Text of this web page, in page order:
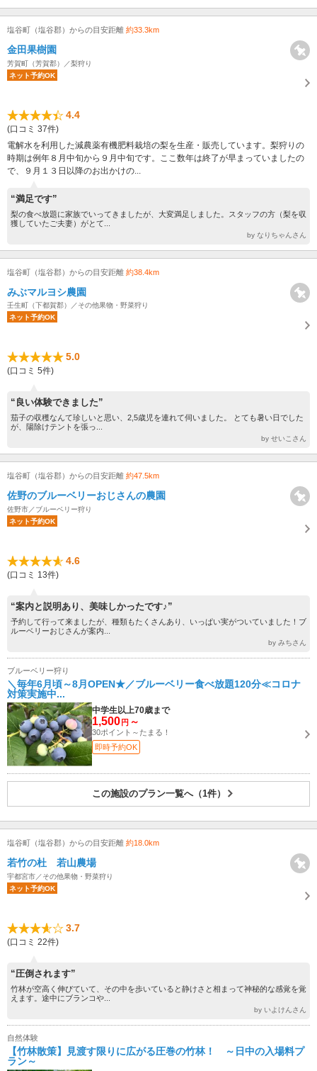
塩谷町（塩谷郡）からの目安距離 約33.3km
金田果樹園
芳賀町（芳賀郡）／梨狩り
ネット予約OK
4.4
(口コミ 37件)
電解水を利用した減農薬有機肥料栽培の梨を生産・販売しています。梨狩りの
時期は例年８月中旬から９月中旬です。ここ数年は終了が早まっていましたの
で、９月１３日以降のお出かけの...
“満足です”
梨の食べ放題に家族でいってきましたが、大変満足しました。スタッフの方（梨を収
獲していたご夫妻）がとて...
by なりちゃんさん
塩谷町（塩谷郡）からの目安距離 約38.4km
みぶマルヨシ農園
壬生町（下都賀郡）／その他果物・野菜狩り
ネット予約OK
5.0
(口コミ 5件)
“良い体験できました”
茄子の収穫なんて珍しいと思い、2,5歳児を連れて伺いました。 とても暑い日でした
が、陽除けテントを張っ...
by せいこさん
塩谷町（塩谷郡）からの目安距離 約47.5km
佐野のブルーベリーおじさんの農園
佐野市／ブルーベリー狩り
ネット予約OK
4.6
(口コミ 13件)
“案内と説明あり、美味しかったです♪”
予約して行って来ましたが、種類もたくさんあり、いっぱい実がついていました！ブ
ルーベリーおじさんが案内...
by みちさん
ブルーベリー狩り
＼毎年6月頃～8月OPEN★／ブルーベリー食べ放題120分≪コロナ
対策実施中...
中学生以上70歳まで
1,500 円 ～
30ポイント～たまる！
即時予約OK
この施設のプラン一覧へ（1件）
塩谷町（塩谷郡）からの目安距離 約18.0km
若竹の杜 若山農場
宇都宮市／その他果物・野菜狩り
ネット予約OK
3.7
(口コミ 22件)
“圧倒されます”
竹林が空高く伸びていて、その中を歩いていると静けさと相まって神秘的な感覚を覚
えます。途中にブランコや...
by いよけんさん
自然体験
【竹林散策】見渡す限りに広がる圧巻の竹林！ ～日中の入場料プ
ラン～